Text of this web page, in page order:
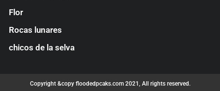
Flor
Rocas lunares
chicos de la selva
Copyright &copy floodedpcaks.com 2021, All rights reserved.